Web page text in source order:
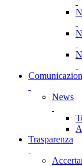
News
Trasparenza